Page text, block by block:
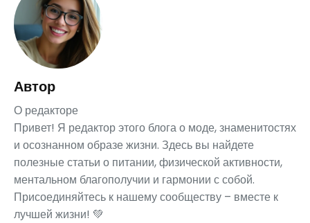
Автор
О редакторе
Привет! Я редактор этого блога о моде, знаменитостях
и осознанном образе жизни. Здесь вы найдете
полезные статьи о питании, физической активности,
ментальном благополучии и гармонии с собой.
Присоединяйтесь к нашему сообществу – вместе к
лучшей жизни! 💚